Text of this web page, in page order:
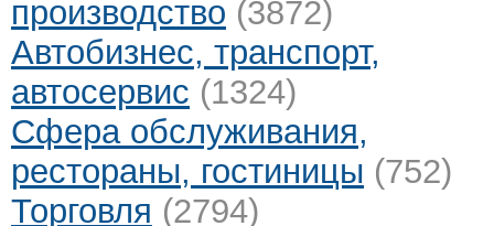
производство (3872)
Автобизнес, транспорт,
автосервис (1324)
Сфера обслуживания,
рестораны, гостиницы (752)
Торговля (2794)